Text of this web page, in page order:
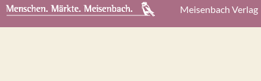
Meisenbach Verlag